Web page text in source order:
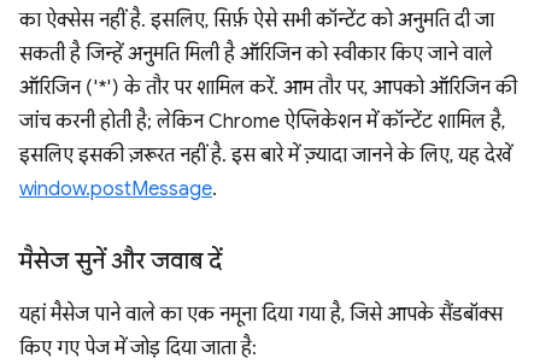
का ऐक्सेस नहीं है. इसलिए, सिर्फ़ ऐसे सभी कॉन्टेंट को अनुमति दी जा
सकती है जिन्हें अनुमति मिली है ऑरिजिन को स्वीकार किए जाने वाले
ऑरिजिन ('*') के तौर पर शामिल करें. आम तौर पर, आपको ऑरिजिन की
जांच करनी होती है; लेकिन Chrome ऐप्लिकेशन में कॉन्टेंट शामिल है,
इसलिए इसकी ज़रूरत नहीं है. इस बारे में ज़्यादा जानने के लिए, यह देखें
window.postMessage.
मैसेज सुनें और जवाब दें
यहां मैसेज पाने वाले का एक नमूना दिया गया है, जिसे आपके सैंडबॉक्स
किए गए पेज में जोड़ दिया जाता है: